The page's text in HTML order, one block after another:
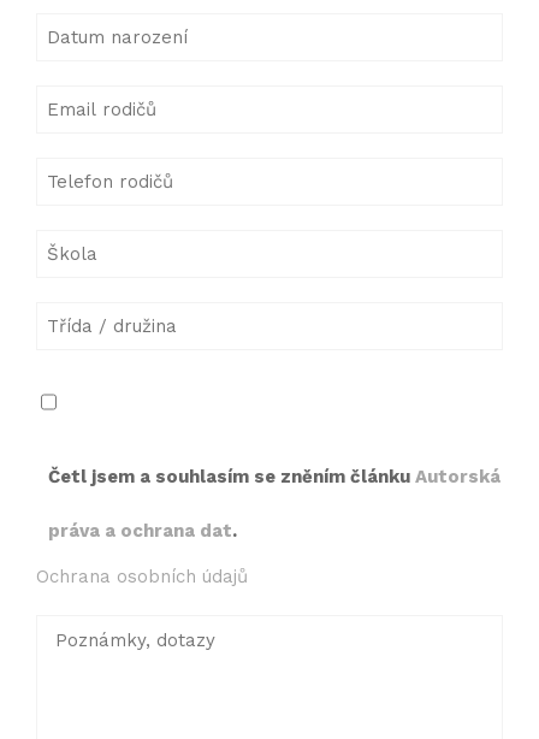
Četl jsem a souhlasím se zněním článku Autorská
práva a ochrana dat.
Ochrana osobních údajů